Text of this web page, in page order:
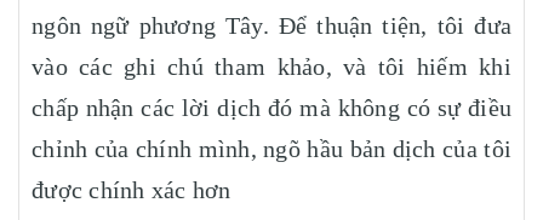
ngôn ngữ phương Tây. Để thuận tiện, tôi đưa
vào các ghi chú tham khảo, và tôi hiếm khi
chấp nhận các lời dịch đó mà không có sự điều
chỉnh của chính mình, ngõ hầu bản dịch của tôi
được chính xác hơn